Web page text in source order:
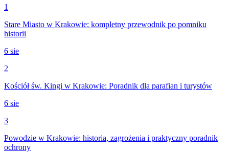
1
Stare Miasto w Krakowie: kompletny przewodnik po pomniku
historii
6 sie
2
Kościół św. Kingi w Krakowie: Poradnik dla parafian i turystów
6 sie
3
Powodzie w Krakowie: historia, zagrożenia i praktyczny poradnik
ochrony